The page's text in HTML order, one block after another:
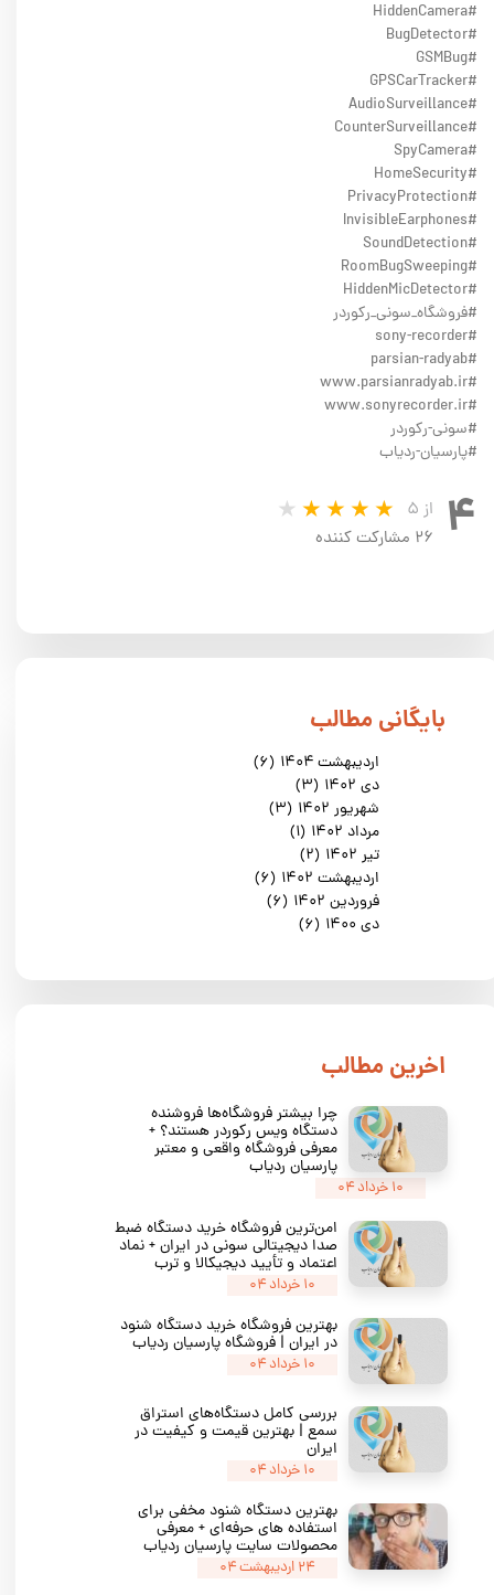
#HiddenCamera
#BugDetector
#GSMBug
#GPSCarTracker
#AudioSurveillance
#CounterSurveillance
#SpyCamera
#HomeSecurity
#PrivacyProtection
#InvisibleEarphones
#SoundDetection
#RoomBugSweeping
#HiddenMicDetector
#فروشگاه_سونی_رکوردر
#sony-recorder
#parsian-radyab
#www.parsianradyab.ir
#www.sonyrecorder.ir
#سونی-رکوردر
#پارسیان-ردیاب
۴ از ۵
۲۶ مشارکت کننده
اردیبهشت ۱۴۰۴
(۶)
دی ۱۴۰۲
(۳)
شهریور ۱۴۰۲
(۳)
مرداد ۱۴۰۲
(۱)
تیر ۱۴۰۲
(۲)
اردیبهشت ۱۴۰۲
(۶)
فروردین ۱۴۰۲
(۶)
دی ۱۴۰۰
(۶)
​بایگانی مطالب
​اخرین مطالب
چرا بیشتر فروشگاه‌ها فروشنده
دستگاه ویس رکوردر هستند؟ +
معرفی فروشگاه واقعی و معتبر
پارسیان ردیاب
۱۰ خرداد ۰۴
امن‌ترین فروشگاه خرید دستگاه ضبط
صدا دیجیتالی سونی در ایران + نماد
اعتماد و تأیید دیجیکالا و ترب
۱۰ خرداد ۰۴
بهترین فروشگاه خرید دستگاه شنود
در ایران | فروشگاه پارسیان ردیاب
۱۰ خرداد ۰۴
بررسی کامل دستگاه‌های استراق
سمع | بهترین قیمت و کیفیت در
ایران
۱۰ خرداد ۰۴
بهترین دستگاه شنود مخفی برای
استفاده‌ های حرفه‌ای + معرفی
محصولات سایت پارسیان ردیاب
۲۴ اردیبهشت ۰۴